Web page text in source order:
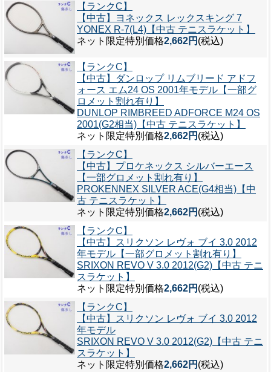
【ランクC】
【中古】ヨネックス レックスキング 7
YONEX R-7(L4)【中古 テニスラケット】
ネット限定特別価格2,662円 (税込)
【ランクC】
【中古】ダンロップ リムブリード アドフ
ォース エム24 OS 2001年モデル【一部グ
ロメット割れ有り】
DUNLOP RIMBREED ADFORCE M24 OS
2001(G2相当)【中古 テニスラケット】
ネット限定特別価格2,662円 (税込)
【ランクC】
【中古】プロケネックス シルバーエース
【一部グロメット割れ有り】
PROKENNEX SILVER ACE(G4相当)【中
古 テニスラケット】
ネット限定特別価格2,662円 (税込)
【ランクC】
【中古】スリクソン レヴォ ブイ 3.0 2012
年モデル【一部グロメット割れ有り】
SRIXON REVO V 3.0 2012(G2)【中古 テニ
スラケット】
ネット限定特別価格2,662円 (税込)
【ランクC】
【中古】スリクソン レヴォ ブイ 3.0 2012
年モデル
SRIXON REVO V 3.0 2012(G2)【中古 テニ
スラケット】
ネット限定特別価格2,662円 (税込)